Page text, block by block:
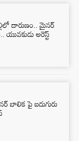
దారుణం.. మైనర్
అరెస్ట్
బాలిక పై ఐదుగురు